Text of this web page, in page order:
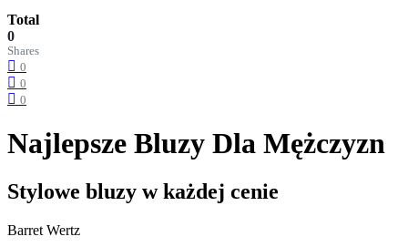
Total
0
Shares
0
0
0
Najlepsze Bluzy Dla Mężczyzn
Stylowe bluzy w każdej cenie
Barret Wertz